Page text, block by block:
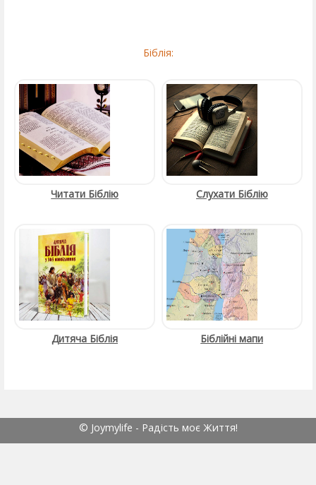
Біблія:
Читати Біблію Слухати Біблію
Дитяча Біблія Біблійні мапи
© Joymylife - Радість моє Життя!